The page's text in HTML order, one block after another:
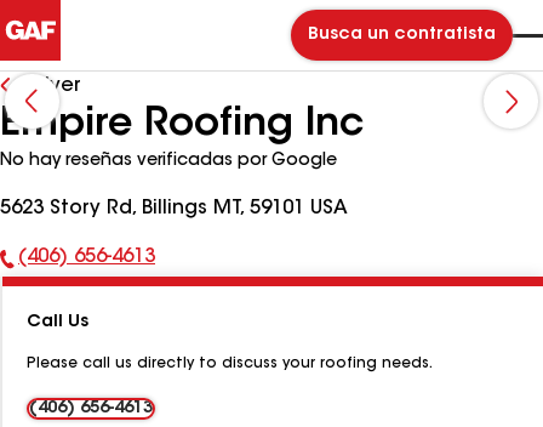
Busca un contratista
Volver
Empire Roofing Inc
No hay reseñas verificadas por Google
5623 Story Rd, Billings MT, 59101 USA
Número
teléfono:
(406) 656-4613
Call Us
Please call us directly to discuss your roofing needs.
(406) 656-4613